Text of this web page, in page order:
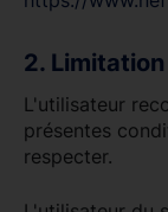
2.
L'utilisateur
présentes
respecter.